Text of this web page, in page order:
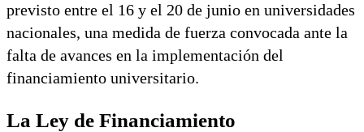
previsto entre el 16 y el 20 de junio en universidades
nacionales, una medida de fuerza convocada ante la
falta de avances en la implementación del
financiamiento universitario.
La Ley de Financiamiento